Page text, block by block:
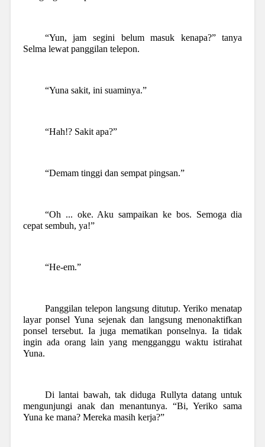
“Yun, jam segini belum masuk kenapa?” tanya
Selma lewat panggilan telepon.
“Yuna sakit, ini suaminya.”
“Hah!? Sakit apa?”
“Demam tinggi dan sempat pingsan.”
“Oh ... oke. Aku sampaikan ke bos. Semoga dia
cepat sembuh, ya!”
“He-em.”
Panggilan telepon langsung ditutup. Yeriko menatap
layar ponsel Yuna sejenak dan langsung menonaktifkan
ponsel tersebut. Ia juga mematikan ponselnya. Ia tidak
ingin ada orang lain yang mengganggu waktu istirahat
Yuna.
Di lantai bawah, tak diduga Rullyta datang untuk
mengunjungi anak dan menantunya. “Bi, Yeriko sama
Yuna ke mana? Mereka masih kerja?”